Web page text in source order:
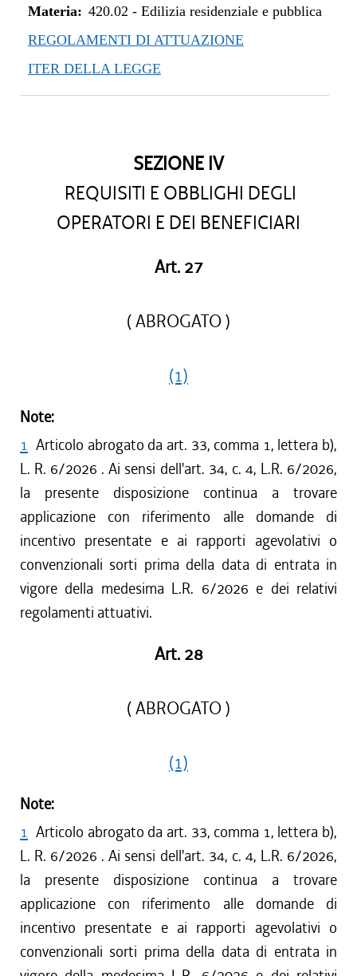
dal 13/04/2017 al 26/07/2017
dal 23/02/2016 al 12/04/2017
Materia: 420.02 - Edilizia residenziale e pubblica
REGOLAMENTI DI ATTUAZIONE
ITER DELLA LEGGE
SEZIONE IV
REQUISITI E OBBLIGHI DEGLI
OPERATORI E DEI BENEFICIARI
Art. 27
( ABROGATO )
(1)
Note:
1 Articolo abrogato da art. 33, comma 1, lettera b),
L. R. 6/2026 . Ai sensi dell'art. 34, c. 4, L.R. 6/2026,
la presente disposizione continua a trovare
applicazione con riferimento alle domande di
incentivo presentate e ai rapporti agevolativi o
convenzionali sorti prima della data di entrata in
vigore della medesima L.R. 6/2026 e dei relativi
regolamenti attuativi.
Art. 28
( ABROGATO )
(1)
Note:
1 Articolo abrogato da art. 33, comma 1, lettera b),
L. R. 6/2026 . Ai sensi dell'art. 34, c. 4, L.R. 6/2026,
la presente disposizione continua a trovare
applicazione con riferimento alle domande di
incentivo presentate e ai rapporti agevolativi o
convenzionali sorti prima della data di entrata in